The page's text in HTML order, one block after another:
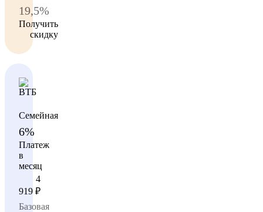
19,5%
Получить
скидку
Семейная
6%
Платеж
в
месяц
4
919 ₽
Базовая